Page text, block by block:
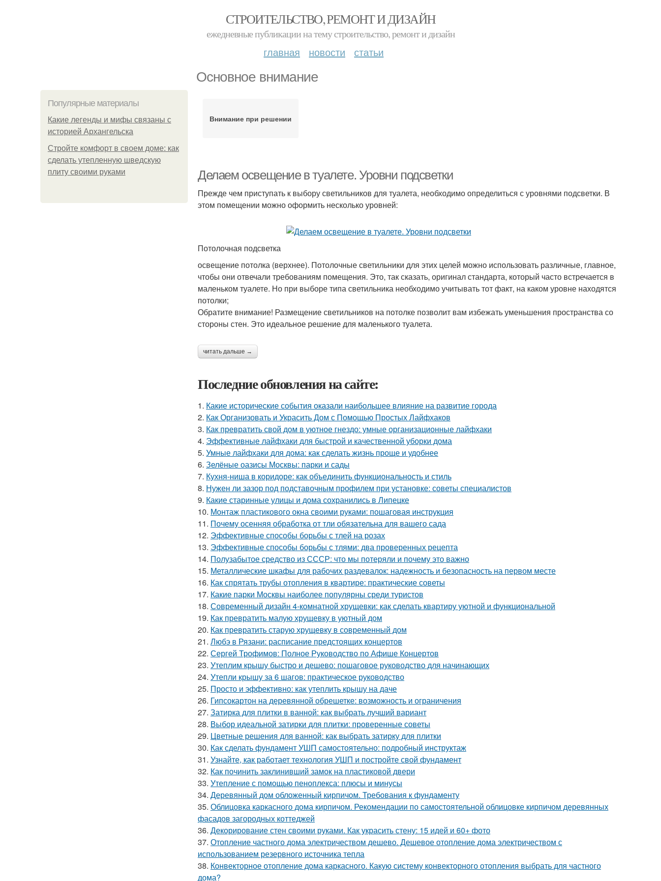
СТРОИТЕЛЬСТВО, РЕМОНТ И ДИЗАЙН
ежедневные публикации на тему строительство, ремонт и дизайн
главная новости статьи
Основное внимание
Популярные материалы
Какие легенды и мифы связаны с
историей Архангельска
Стройте комфорт в своем доме: как
сделать утепленную шведскую
плиту своими руками
Внимание при решении
Делаем освещение в туалете. Уровни подсветки
Прежде чем приступать к выбору светильников для туалета, необходимо определиться с уровнями подсветки. В
этом помещении можно оформить несколько уровней:
Потолочная подсветка
освещение потолка (верхнее). Потолочные светильники для этих целей можно использовать различные, главное,
чтобы они отвечали требованиям помещения. Это, так сказать, оригинал стандарта, который часто встречается в
маленьком туалете. Но при выборе типа светильника необходимо учитывать тот факт, на каком уровне находятся
потолки;
Обратите внимание! Размещение светильников на потолке позволит вам избежать уменьшения пространства со
стороны стен. Это идеальное решение для маленького туалета.
читать дальше →
Последние обновления на сайте:
1. Какие исторические события оказали наибольшее влияние на развитие города
2. Как Организовать и Украсить Дом с Помощью Простых Лайфхаков
3. Как превратить свой дом в уютное гнездо: умные организационные лайфхаки
4. Эффективные лайфхаки для быстрой и качественной уборки дома
5. Умные лайфхаки для дома: как сделать жизнь проще и удобнее
6. Зелёные оазисы Москвы: парки и сады
7. Кухня-ниша в коридоре: как объединить функциональность и стиль
8. Нужен ли зазор под подставочным профилем при установке: советы специалистов
9. Какие старинные улицы и дома сохранились в Липецке
10. Монтаж пластикового окна своими руками: пошаговая инструкция
11. Почему осенняя обработка от тли обязательна для вашего сада
12. Эффективные способы борьбы с тлей на розах
13. Эффективные способы борьбы с тлями: два проверенных рецепта
14. Полузабытое средство из СССР: что мы потеряли и почему это важно
15. Металлические шкафы для рабочих раздевалок: надежность и безопасность на первом месте
16. Как спрятать трубы отопления в квартире: практические советы
17. Какие парки Москвы наиболее популярны среди туристов
18. Современный дизайн 4-комнатной хрущевки: как сделать квартиру уютной и функциональной
19. Как превратить малую хрущевку в уютный дом
20. Как превратить старую хрущевку в современный дом
21. Любэ в Рязани: расписание предстоящих концертов
22. Сергей Трофимов: Полное Руководство по Афише Концертов
23. Утеплим крышу быстро и дешево: пошаговое руководство для начинающих
24. Утепли крышу за 6 шагов: практическое руководство
25. Просто и эффективно: как утеплить крышу на даче
26. Гипсокартон на деревянной обрешетке: возможность и ограничения
27. Затирка для плитки в ванной: как выбрать лучший вариант
28. Выбор идеальной затирки для плитки: проверенные советы
29. Цветные решения для ванной: как выбрать затирку для плитки
30. Как сделать фундамент УШП самостоятельно: подробный инструктаж
31. Узнайте, как работает технология УШП и постройте свой фундамент
32. Как починить заклинивший замок на пластиковой двери
33. Утепление с помощью пеноплекса: плюсы и минусы
34. Деревянный дом обложенный кирпичом. Требования к фундаменту
35. Облицовка каркасного дома кирпичом. Рекомендации по самостоятельной облицовке кирпичом деревянных
фасадов загородных коттеджей
36. Декорирование стен своими руками. Как украсить стену: 15 идей и 60+ фото
37. Отопление частного дома электричеством дешево. Дешевое отопление дома электричеством с
использованием резервного источника тепла
38. Конвекторное отопление дома каркасного. Какую систему конвекторного отопления выбрать для частного
дома?